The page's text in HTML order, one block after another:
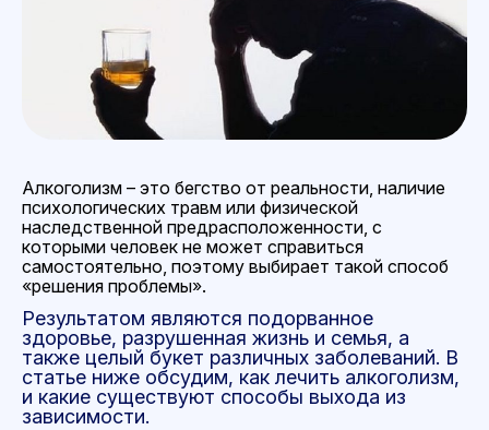
Алкоголизм – это бегство от реальности, наличие
психологических травм или физической
наследственной предрасположенности, с
которыми человек не может справиться
самостоятельно, поэтому выбирает такой способ
«решения проблемы».
Результатом являются подорванное
здоровье, разрушенная жизнь и семья, а
также целый букет различных заболеваний. В
статье ниже обсудим, как лечить алкоголизм,
и какие существуют способы выхода из
зависимости.